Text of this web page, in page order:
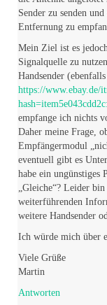
Sender zu senden
Entfernung zu
Mein Ziel ist es
Signalquelle zu
Handsender
https://www.ebay.de/
empfange ich nichts
Daher meine Frage,
Empfängermodul
eventuell gibt es
habe ein ungünstiges
„Gleiche“? Leider
weiterführenden
weitere Handsender
Ich würde mich über
Viele Grüße
Martin
Antworten